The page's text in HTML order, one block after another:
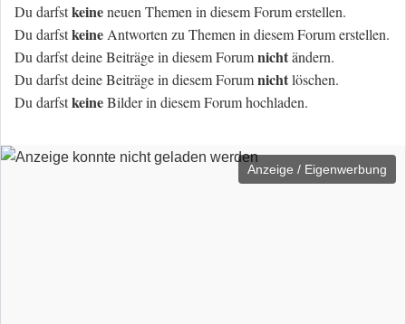
Du darfstkeineneuen Themen in diesem Forum erstellen.
Du darfstkeine Antworten zu Themen in diesem Forum erstellen.
Du darfst deine Beiträge in diesem Forumnichtändern.
Du darfst deine Beiträge in diesem Forumnichtlöschen.
Du darfstkeineBilder in diesem Forum hochladen.
Anzeige / Eigenwerbung